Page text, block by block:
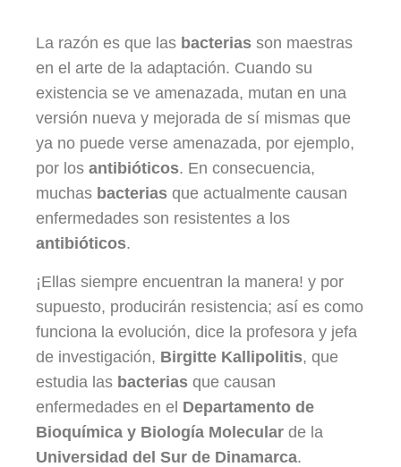
La razón es que las bacterias son maestras
en el arte de la adaptación. Cuando su
existencia se ve amenazada, mutan en una
versión nueva y mejorada de sí mismas que
ya no puede verse amenazada, por ejemplo,
por los antibióticos. En consecuencia,
muchas bacterias que actualmente causan
enfermedades son resistentes a los
antibióticos.
¡Ellas siempre encuentran la manera! y por
supuesto, producirán resistencia; así es como
funciona la evolución, dice la profesora y jefa
de investigación, Birgitte Kallipolitis, que
estudia las bacterias que causan
enfermedades en el Departamento de
Bioquímica y Biología Molecular de la
Universidad del Sur de Dinamarca.